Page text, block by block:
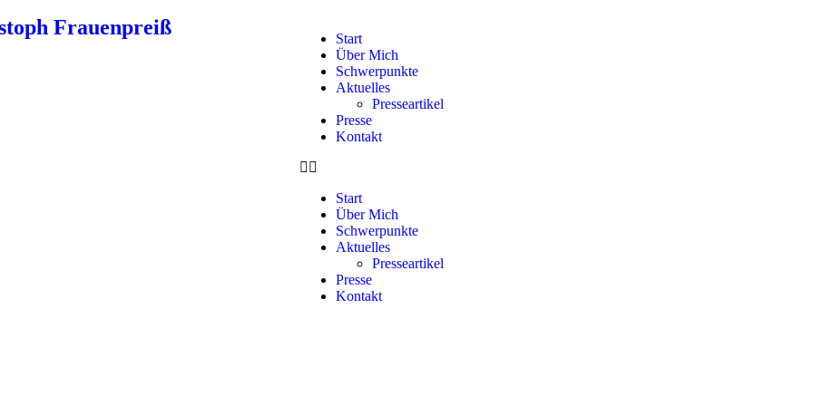
Frauenpreiß
Start
Über Mich
Schwerpunkte
Aktuelles
Presseartikel
Presse
Kontakt
Start
Über Mich
Schwerpunkte
Aktuelles
Presseartikel
Presse
Kontakt